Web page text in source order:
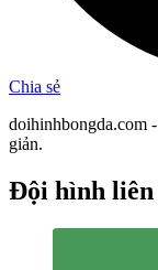
Chia sẻ
doihinhbongda.com
giản.
Đội hình liên